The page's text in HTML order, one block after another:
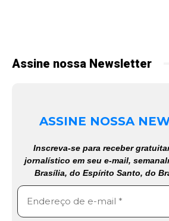
Assine nossa Newsletter
ASSINE NOSSA
Inscreva-se para receber
jornalístico em seu e-mail,
Brasília, do Espírito Santo, do